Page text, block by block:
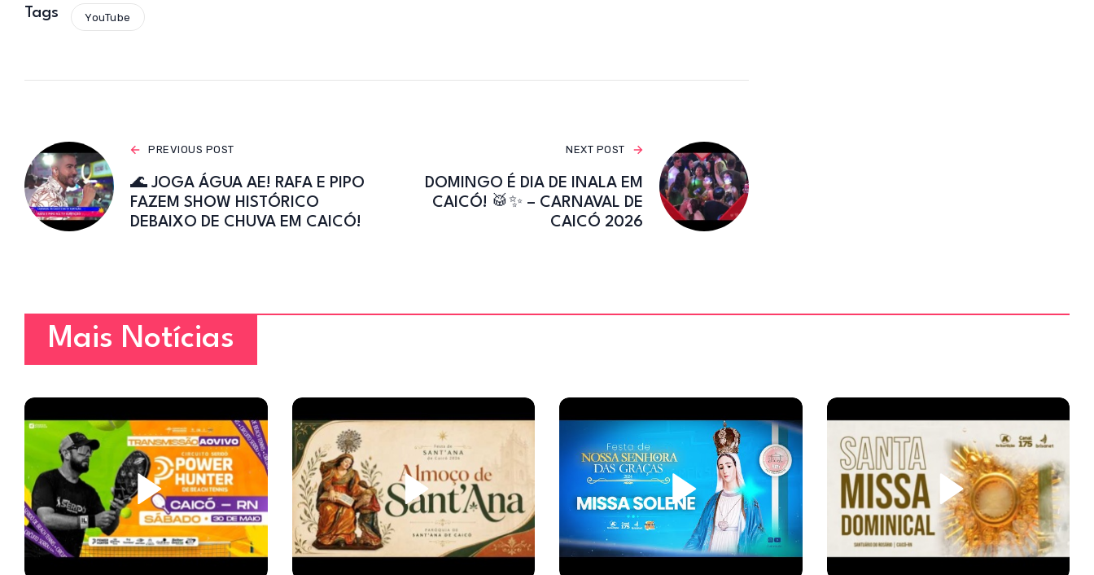
Tags YouTube
PREVIOUS POST
🌊 JOGA ÁGUA AE! RAFA E PIPO
FAZEM SHOW HISTÓRICO
DEBAIXO DE CHUVA EM CAICÓ!
NEXT POST
DOMINGO É DIA DE INALA EM
CAICÓ! 🥁✨ – CARNAVAL DE
CAICÓ 2026
Mais Notícias